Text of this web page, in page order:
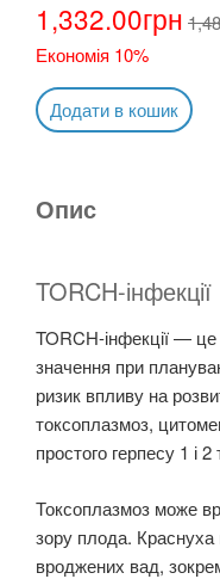
1,332.00грн
Економія 10%
Додати в кошик
Опис
TORCH-інфекції
TORCH-інфекції — це
значення при
ризик впливу на
токсоплазмоз,
простого герпесу 1 і
Токсоплазмоз може
зору плода. Краснуха
вроджених вад,